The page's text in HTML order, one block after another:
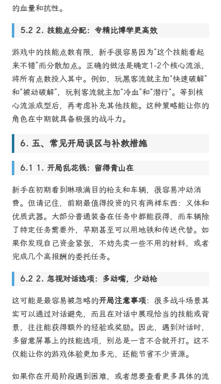
的血量和抗性。
2. 技能点分配：专精比博学更高效
游戏中的技能点数有限，新手很容易因为“这个技能看起
来不错”而分散加点。正确的做法是确定1-2个核心流派，
将所有点数投入其中。例如，玩黑客流就主加“快速破解”
和“被动破解”，玩刺客流就主加“冷血”和“潜行”。等到核
心流派成型后，再考虑补充其他技能。这种策略能让你的
角色在中期就具备极强的战斗力。
五、常见开局误区与补救措施
1. 开局乱花钱：留得青山在
新手在初期看到琳琅满目的枪支和车辆，很容易冲动消
费。但请记住，前期最值得投资的只有两样东西：义体和
优质武器。大部分普通装备在任务中都能获得，而车辆除
了特定任务需要外，早期甚至可以用地铁和传送代替。如
果你发现自己资金紧张，不妨先卖一些不用的材料，或者
完成几个高报酬的委托任务。
2. 忽视对话选项：多动嘴，少动枪
这可能是最容易被忽略的开局注意事项：很多战斗场景其
实可以通过对话避免，而且在对话中展现恰当的技能或背
景，往往能获得额外的经验或奖励。因此，遇到对话时，
多留意屏幕上的技能选项，别总是一言不合就开打。这不
仅能让你的游戏体验更加多元，还能节省不少资源。
如果你在开局阶段遇到困难，或者想要查看更多具体的流